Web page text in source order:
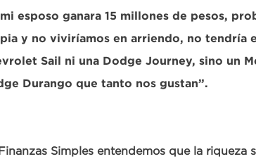
esposo ganara 15 millones de pesos,
y no viviríamos en arriendo, no tendría
Sail ni una Dodge Journey, sino un
Durango que tanto nos gustan”.
Simples entendemos que la riqueza